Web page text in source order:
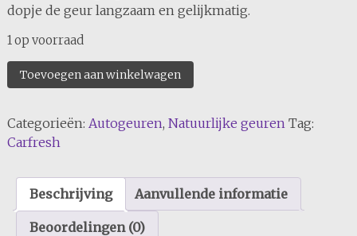
dopje de geur langzaam en gelijkmatig.
1 op voorraad
Carfresh
Clip
Toevoegen aan winkelwagen
Categorieën: Autogeuren, Natuurlijke geuren Tag:
Carfresh
Beschrijving Aanvullende informatie
Beoordelingen (0)